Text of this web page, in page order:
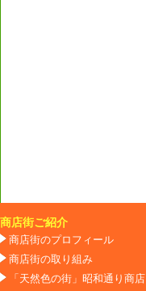
商店街ご紹介
商店街のプロフィール
商店街の取り組み
「天然色の街」昭和通り商店